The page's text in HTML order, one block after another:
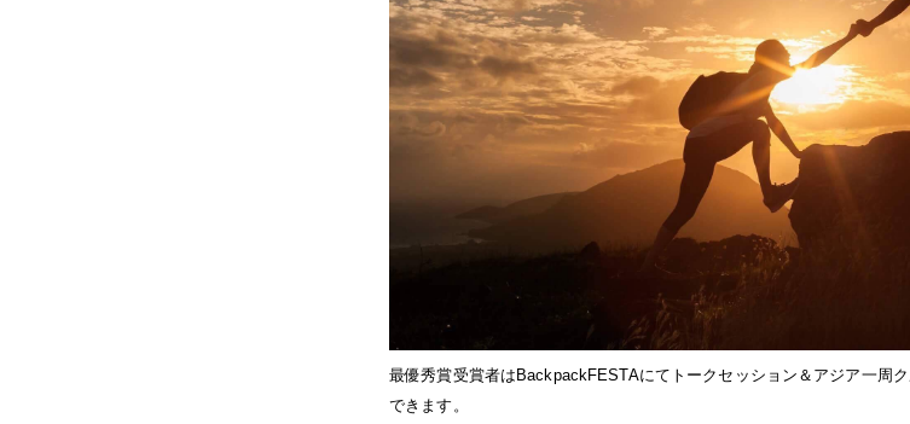
最優秀賞受賞者はBackpackFESTAにてトークセッション＆アジア一周
できます。